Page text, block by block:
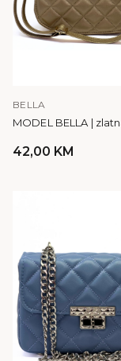
BELLA
MODEL BELLA |
42,00 KM